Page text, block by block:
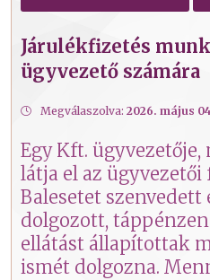
Járulékfizetés
ügyvezető számára
Megválaszolva: 2026. május
Egy Kft.
látja el az ügyvezetői
Balesetet szenvedett
dolgozott,
ellátást állapítottak
ismét dolgozna.